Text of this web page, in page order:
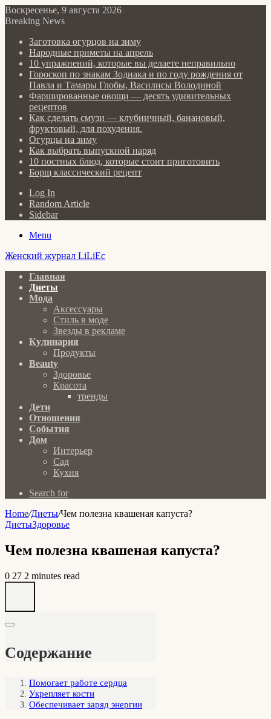
Воскресенье, 9 августа 2026
Breaking News
Заготовка огурцов на зиму
Народные приметы на апрель
10 упражнений, которые вы делаете неправильно
Гороскоп по знакам Зодиака и по году рождения от
Павла и Тамары Глобы, Василисы Володиной
Фаршированные овощи — десять удивительных
рецептов
Как сделать cмузи — клубничный, банановый,
фруктовый, для похудения.
Огурцы на зиму
Как выбрать выпускной наряд
10 постных блюд, которые стоит приготовить
Борщ классический рецепт
Log In
Random Article
Sidebar
Menu
Женский журнал LiLiEc
Главная
Диеты
Мода
Аксессуары
Стиль в моде
Звезды в рекламе
Кулинария
Продукты
Beauty
Здоровье
Красота
тренды
Дети
Отношения
События
Дом
Интерьер
Сад
Кухня
Search for
Home/Диеты/Чем полезна квашеная капуста?
ДиетыЗдоровье
Чем полезна квашеная капуста?
0 27 2 minutes read
Содержание
Помогает работе сердца
Укрепляет кости
Обеспечивает заряд энергии